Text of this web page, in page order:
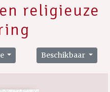
religieuze
Beschikbaar